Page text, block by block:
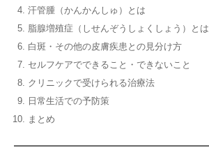
汗管腫（かんかんしゅ）とは
脂腺増殖症（しせんぞうしょくしょう）とは
白斑・その他の皮膚疾患との見分け方
セルフケアでできること・できないこと
クリニックで受けられる治療法
日常生活での予防策
まとめ